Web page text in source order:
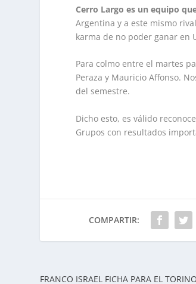
Cerro Largo es un equipo
Argentina y a este mismo
karma de no poder ganar en
Para colmo entre el martes
Peraza y Mauricio Affonso.
del semestre.
Dicho esto, es válido
Grupos con resultados
COMPARTIR:
FRANCO ISRAEL FICHA PARA EL TORINO